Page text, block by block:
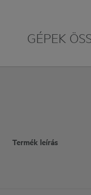
GÉPEK
Termék leírás